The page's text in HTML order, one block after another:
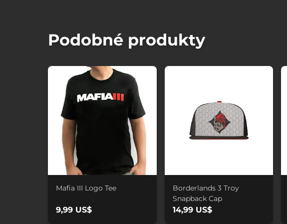
Podobné produkty
Mafia III Logo Tee
9,99 US$
Borderlands 3 Troy
Snapback Cap
14,99 US$